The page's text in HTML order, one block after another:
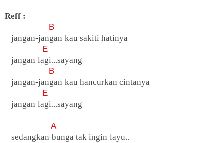
Reff :
B
jangan-jangan kau sakiti hatinya
E
jangan lagi...sayang
B
jangan-jangan kau hancurkan cintanya
E
jangan lagi...sayang
A
sedangkan bunga tak ingin layu..